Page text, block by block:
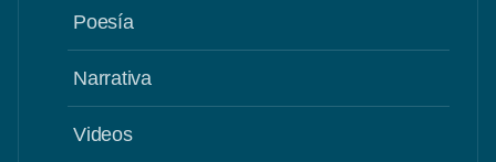
Poesía
Narrativa
Videos